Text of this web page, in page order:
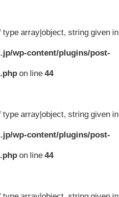
array|object, string given in
wp-content/plugins/post-
on line44
array|object, string given in
wp-content/plugins/post-
on line44